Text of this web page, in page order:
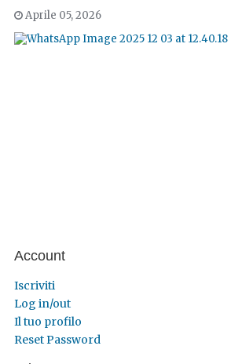
Aprile 05, 2026
Account
Iscriviti
Log in/out
Il tuo profilo
Reset Password